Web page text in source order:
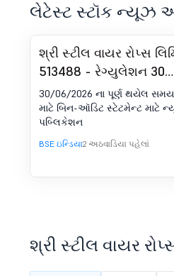
લેટેસ્ટ સ્ટૉક ન્યૂઝ
શ્રી સ્ટીલ વાયર રોપ્સ
513488 - રેગ્યુલેશન 30
(LODR) હેઠળ જાહેરાત -
ન્યૂઝપેપર પબ્લિકેશન
30/06/2026 ના પૂર્ણ થયેલ
માટે બિન-ઑડિટ સ્ટેટમેન્ટ માટે
પબ્લિકેશન
BSE ઇન્ડિયા2 અઠવાડિયા પહેલાં
શ્રી સ્ટીલ વાયર